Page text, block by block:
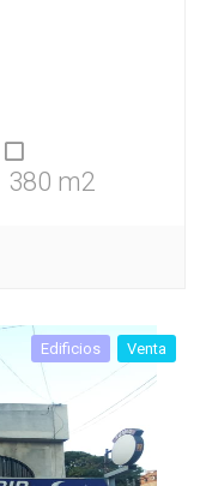
380 m2
Edificios Venta